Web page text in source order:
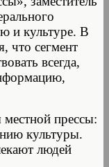
и культуре. В
что сегмент
всегда,
прессы:
культуры.
людей